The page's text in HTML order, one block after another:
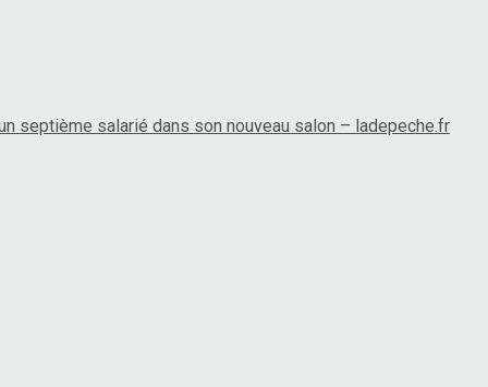
septième salarié dans son nouveau salon – ladepeche.fr